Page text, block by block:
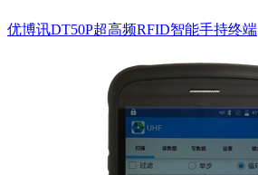
优博讯DT50P超高频RFID智能手持终端